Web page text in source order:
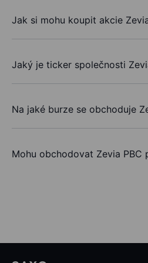
Jak si mohu koupit akcie
Jaký je ticker společnosti
Na jaké burze se obchoduje
Mohu obchodovat Zevia PBC